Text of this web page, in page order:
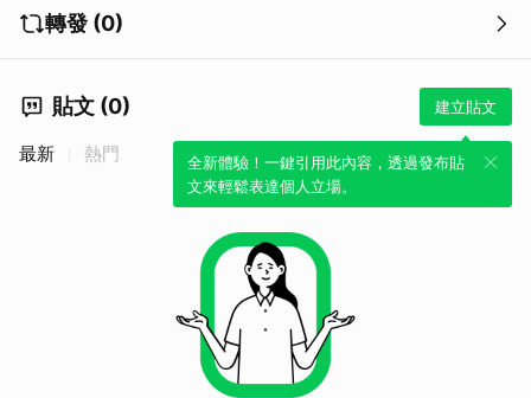
轉發 (0)
貼文 (0) 建立貼文
全新體驗！一鍵引用此內容，透過發布貼
文來輕鬆表達個人立場。
最新 熱門